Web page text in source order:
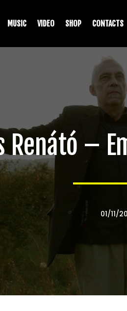
MUSIC VIDEO SHOP CONTACTS
Renátó –
01/11/